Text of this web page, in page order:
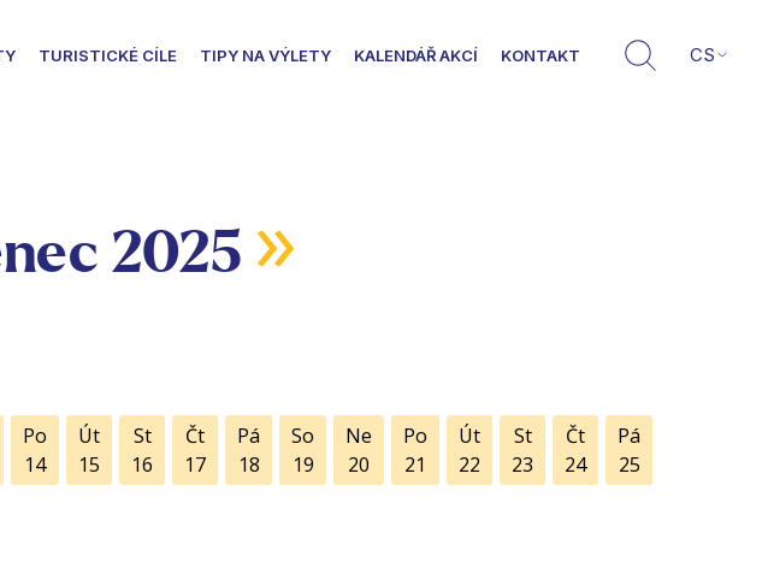
TURISTICKÉ CÍLE TIPY NA VÝLETY KALENDÁŘ AKCÍ KONTAKT CS
2025 »
Po
14
Út
15
St
16
Čt
17
Pá
18
So
19
Ne
20
Po
21
Út
22
St
23
Čt
24
Pá
25